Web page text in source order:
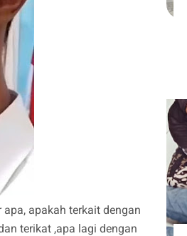
apakah terkait dengan
terikat ,apa lagi dengan